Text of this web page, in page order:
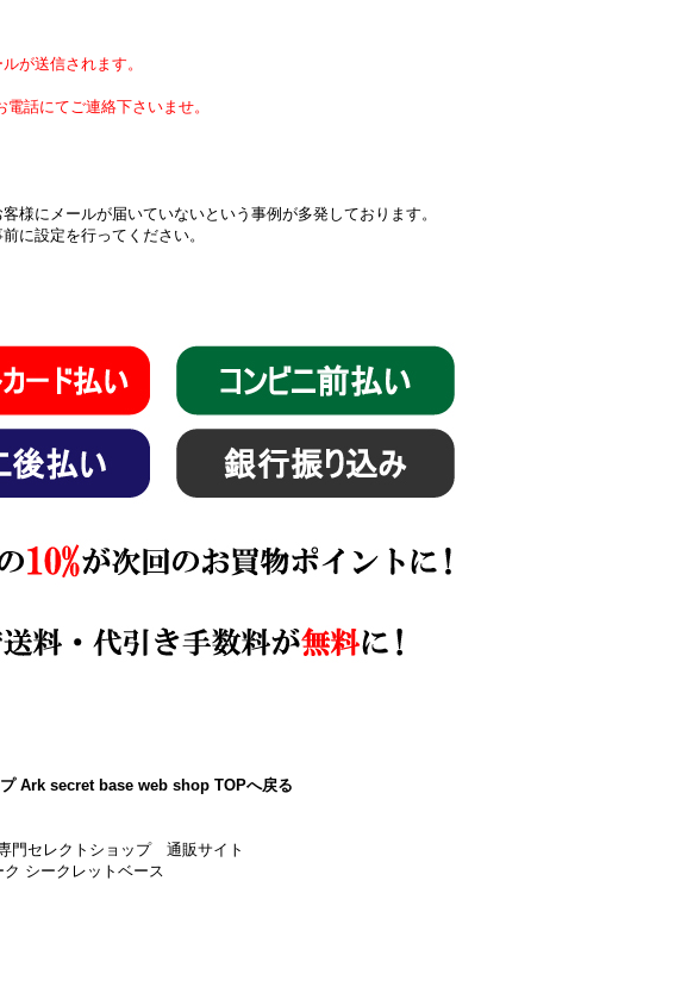
が送信されます。
話にてご連絡下さいませ。
にメールが届いていないという事例が多発しております。
に設定を行ってください。
Ark secret base web shop TOPへ戻る
門セレクトショップ 通販サイト
シークレットベース